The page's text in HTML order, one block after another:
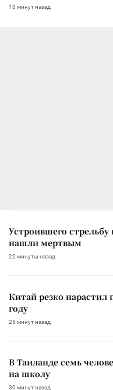
13 минут назад
Устроившего
нашли мертвым
22 минуты назад
Китай резко нарастил
году
25 минут назад
В Таиланде семь
на школу
30 минут назад